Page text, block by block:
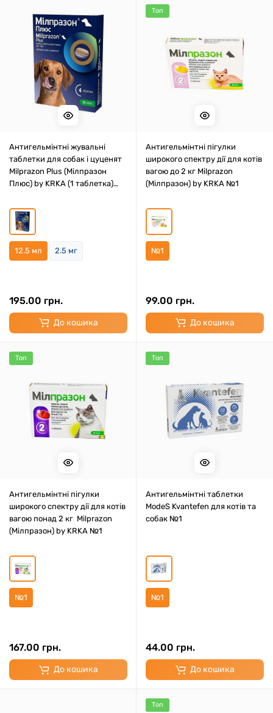
Антигельмінтні жувальні
таблетки для собак і цуценят
Milprazon Plus (Мілпразон
Плюс) by KRKA (1 таблетка)
12.5 мл 2.5 мг
195.00 грн.
До кошика
Топ
Антигельмінтні пігулки
широкого спектру дії для котів
вагою до 2 кг Milprazon
(Мілпразон) by KRKA №1
№1
99.00 грн.
До кошика
Топ
Антигельмінтні пігулки
широкого спектру дії для котів
вагою понад 2 кг Milprazon
(Мілпразон) by KRKA №1
№1
167.00 грн.
До кошика
Топ
Антигельмінтні таблетки
ModeS Kvantefen для котів та
собак №1
№1
44.00 грн.
До кошика
Топ